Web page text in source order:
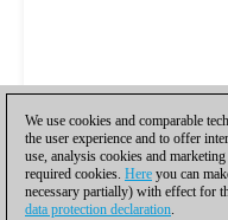
We use cookies and comparable
the user experience and to offer
use, analysis cookies and
required cookies. Here you can
necessary partially) with effect for
data protection declaration.